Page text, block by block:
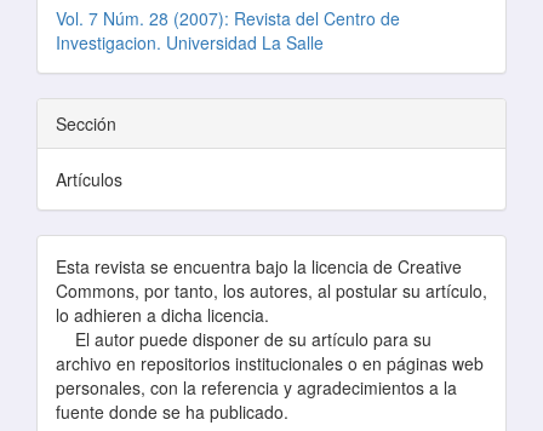
Vol. 7 Núm. 28 (2007): Revista del Centro de
Investigacion. Universidad La Salle
Sección
Artículos
Esta revista se encuentra bajo la licencia de Creative
Commons, por tanto, los autores, al postular su artículo,
lo adhieren a dicha licencia.
El autor puede disponer de su artículo para su
archivo en repositorios institucionales o en páginas web
personales, con la referencia y agradecimientos a la
fuente donde se ha publicado.